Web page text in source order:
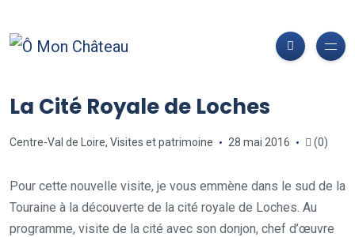
La Cité Royale de Loches
Centre-Val de Loire, Visites et patrimoine 28 mai 2016 (0)
Pour cette nouvelle visite, je vous emmène dans le sud de la
Touraine à la découverte de la cité royale de Loches. Au
programme, visite de la cité avec son donjon, chef d’œuvre